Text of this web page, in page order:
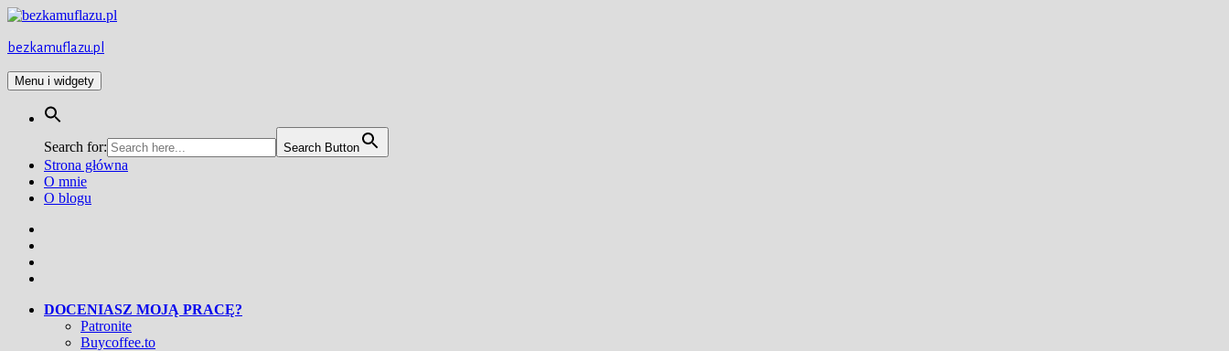
Przejdź
treści
bezkamuflazu.pl
Menu i widgety
Search for: Search Button
Strona główna
O mnie
O blogu
DOCENIASZ MOJĄ PRACĘ?
Patronite
Buycoffee.to